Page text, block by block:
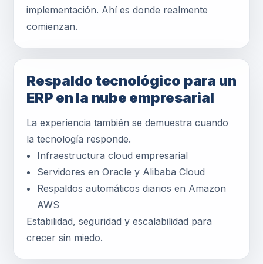
implementación. Ahí es donde realmente
comienzan.
Respaldo tecnológico para un
ERP en la nube empresarial
La experiencia también se demuestra cuando
la tecnología responde.
Infraestructura cloud empresarial
Servidores en Oracle y Alibaba Cloud
Respaldos automáticos diarios en Amazon
AWS
Estabilidad, seguridad y escalabilidad para
crecer sin miedo.